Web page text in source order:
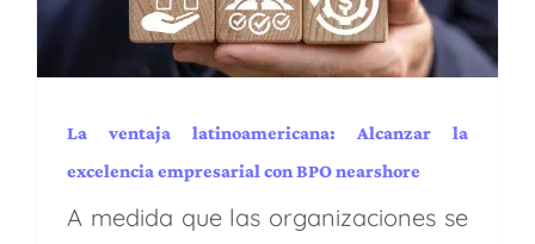
Administración y Finanzas BPA BPM Capacidades
EE.UU. Industrias Latam Procesos y operaciones
Puesta en marcha Regiones Servicios
La ventaja latinoamericana: Alcanzar la
excelencia empresarial con BPO nearshore
A medida que las organizaciones se